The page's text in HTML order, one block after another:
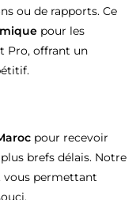
ou de rapports. Ce
pour les
Pro, offrant un
pour recevoir
brefs délais. Notre
vous permettant